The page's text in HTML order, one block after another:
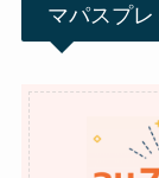
マパスプ